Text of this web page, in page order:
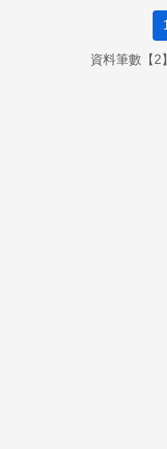
資料筆數【2